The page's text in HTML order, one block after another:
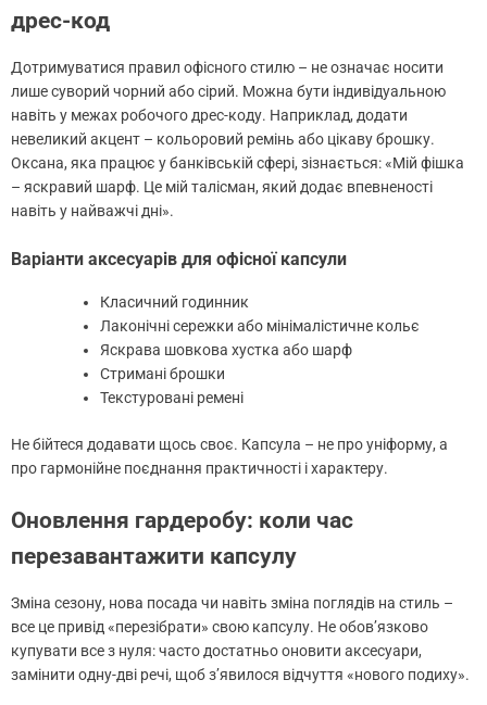
дрес-код
Дотримуватися правил офісного стилю – не означає носити
лише суворий чорний або сірий. Можна бути індивідуальною
навіть у межах робочого дрес-коду. Наприклад, додати
невеликий акцент – кольоровий ремінь або цікаву брошку.
Оксана, яка працює у банківській сфері, зізнається: «Мій фішка
– яскравий шарф. Це мій талісман, який додає впевненості
навіть у найважчі дні».
Варіанти аксесуарів для офісної капсули
Класичний годинник
Лаконічні сережки або мінімалістичне кольє
Яскрава шовкова хустка або шарф
Стримані брошки
Текстуровані ремені
Не бійтеся додавати щось своє. Капсула – не про уніформу, а
про гармонійне поєднання практичності і характеру.
Оновлення гардеробу: коли час
перезавантажити капсулу
Зміна сезону, нова посада чи навіть зміна поглядів на стиль –
все це привід «перезібрати» свою капсулу. Не обов’язково
купувати все з нуля: часто достатньо оновити аксесуари,
замінити одну-дві речі, щоб з’явилося відчуття «нового подиху».